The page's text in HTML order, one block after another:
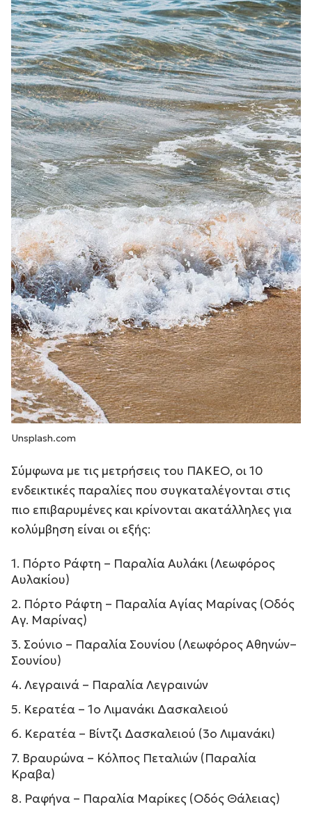
Unsplash.com
Σύμφωνα με τις μετρήσεις του ΠΑΚΕΟ, οι 10
ενδεικτικές παραλίες που συγκαταλέγονται στις
πιο επιβαρυμένες και κρίνονται ακατάλληλες για
κολύμβηση είναι οι εξής:
Πόρτο Ράφτη – Παραλία Αυλάκι (Λεωφόρος
Αυλακίου)
Πόρτο Ράφτη – Παραλία Αγίας Μαρίνας (Οδός
Αγ. Μαρίνας)
Σούνιο – Παραλία Σουνίου (Λεωφόρος Αθηνών–
Σουνίου)
Λεγραινά – Παραλία Λεγραινών
Κερατέα – 1ο Λιμανάκι Δασκαλειού
Κερατέα – Βίντζι Δασκαλειού (3ο Λιμανάκι)
Βραυρώνα – Κόλπος Πεταλιών (Παραλία
Κραβα)
Ραφήνα – Παραλία Μαρίκες (Οδός Θάλειας)